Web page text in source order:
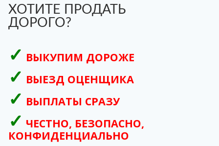
ХОТИТЕ ПРОДАТЬ
ДОРОГО?
ВЫКУПИМ ДОРОЖЕ
ВЫЕЗД ОЦЕНЩИКА
ВЫПЛАТЫ СРАЗУ
ЧЕСТНО, БЕЗОПАСНО,
КОНФИДЕНЦИАЛЬНО